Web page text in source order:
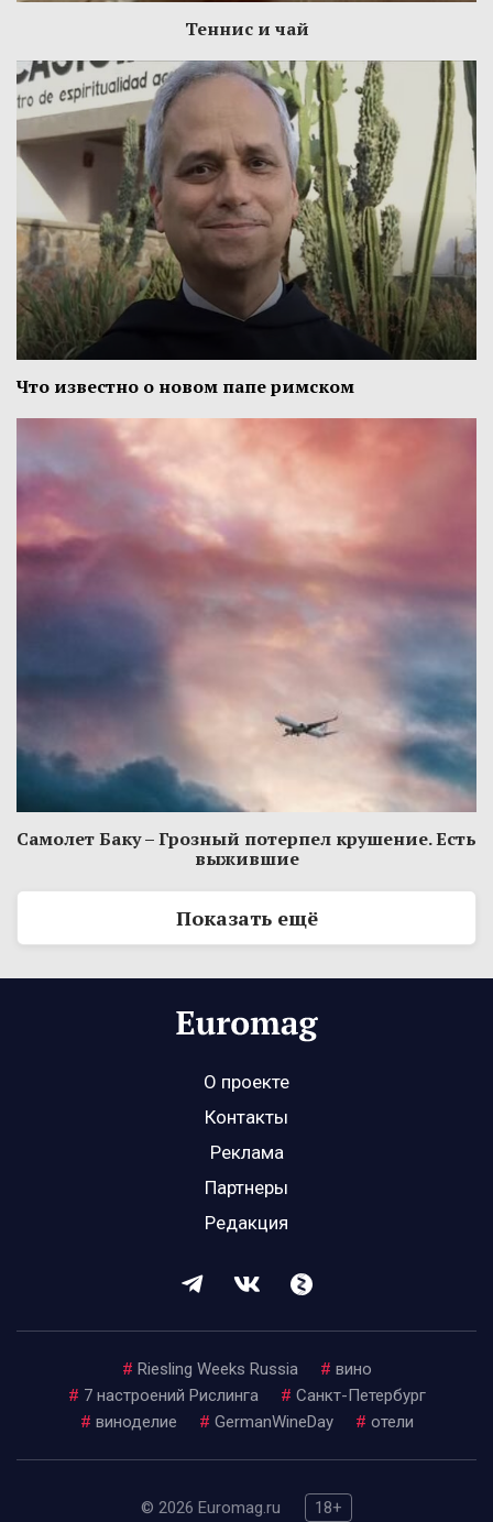
Теннис и чай
Что известно о новом папе римском
Самолет Баку – Грозный потерпел крушение. Есть
выжившие
Показать ещё
О проекте
Контакты
Реклама
Партнеры
Редакция
# Riesling Weeks Russia # вино
# 7 настроений Рислинга # Санкт-Петербург
# виноделие # GermanWineDay # отели
© 2026 Euromag.ru 18+